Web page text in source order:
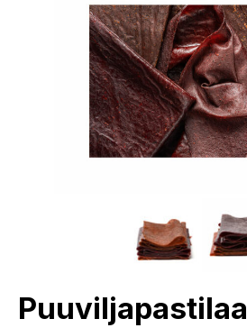
Puuviljapastilaa